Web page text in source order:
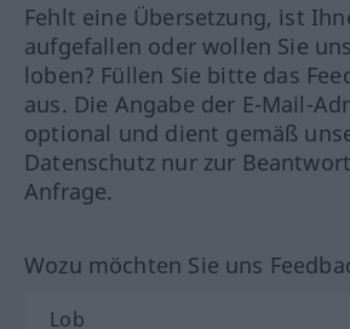
Fehlt eine Übersetzung, ist
aufgefallen oder wollen Sie
loben? Füllen Sie bitte das
aus. Die Angabe der E-Mail-
optional und dient gemäß
Datenschutz nur zur
Anfrage.
Wozu möchten Sie uns